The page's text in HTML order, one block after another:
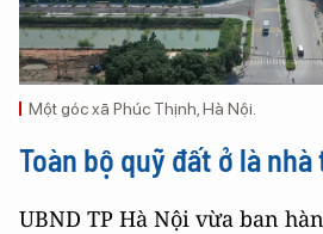
Một góc xã Phúc Thịnh, Hà Nội.
Toàn bộ quỹ đất ở là
UBND TP Hà Nội vừa ban